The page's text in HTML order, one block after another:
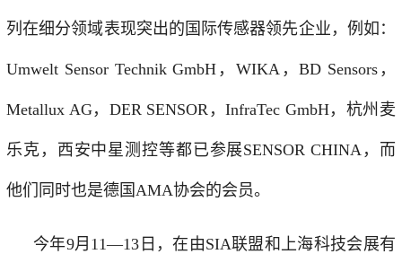
列在细分领域表现突出的国际传感器领先企业，例如：
Umwelt Sensor Technik GmbH，WIKA，BD Sensors，
Metallux AG，DER SENSOR，InfraTec GmbH，杭州麦
乐克，西安中星测控等都已参展SENSOR CHINA，而
他们同时也是德国AMA协会的会员。
今年9月11—13日，在由SIA联盟和上海科技会展有